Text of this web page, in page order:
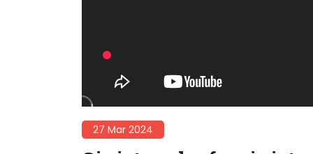
27 Mar 2024